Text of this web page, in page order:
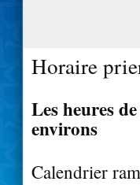
Horaire
Les heures
environs
Calendrier